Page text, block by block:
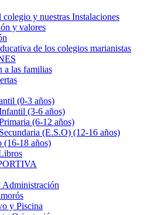
colegio y nuestras Instalaciones
y valores
de los colegios marianistas
a las familias
(0-3 años)
(3-6 años)
(6-12 años)
(E.S.O) (12-16 años)
(16-18 años)
Administración
y Piscina